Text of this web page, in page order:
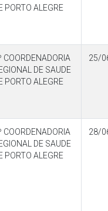
PORTO ALEGRE
COORDENADORIA
DE SAUDE
PORTO ALEGRE
25/
COORDENADORIA
DE SAUDE
PORTO ALEGRE
28/